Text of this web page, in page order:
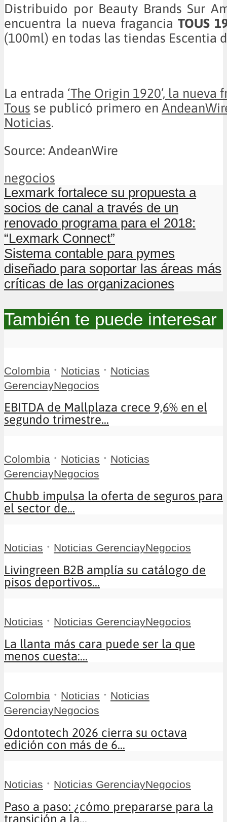
Distribuido por Beauty Brands Sur
encuentra la nueva fragancia TOUS
(100ml) en todas las tiendas Escentia
La entrada ‘The Origin 1920’, la nueva
Tous se publicó primero en
Noticias.
Source: AndeanWire
negocios
Lexmark fortalece su propuesta a
socios de canal a través de un
renovado programa para el 2018:
“Lexmark Connect”
Sistema contable para pymes
diseñado para soportar las áreas más
críticas de las organizaciones
También te puede interesar
Colombia • Noticias • Noticias
GerenciayNegocios
EBITDA de Mallplaza crece 9,6% en el
segundo trimestre...
Colombia • Noticias • Noticias
GerenciayNegocios
Chubb impulsa la oferta de seguros para
el sector de...
Noticias • Noticias GerenciayNegocios
Livingreen B2B amplía su catálogo de
pisos deportivos...
Noticias • Noticias GerenciayNegocios
La llanta más cara puede ser la que
menos cuesta:...
Colombia • Noticias • Noticias
GerenciayNegocios
Odontotech 2026 cierra su octava
edición con más de 6...
Noticias • Noticias GerenciayNegocios
Paso a paso: ¿cómo prepararse para la
transición a la...